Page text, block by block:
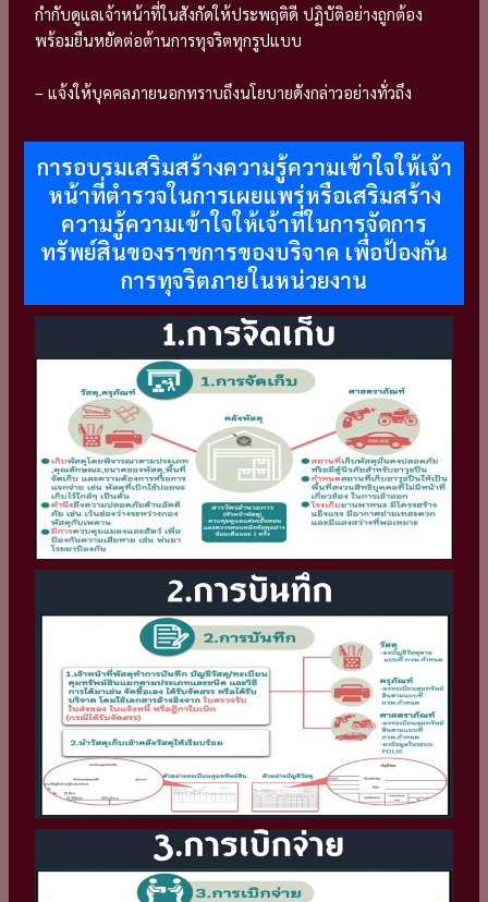
กำกับดูแลเจ้าหน้าที่ในสังกัดให้ประพฤติดี ปฏิบัติอย่างถูกต้อง
พร้อมยืนหยัดต่อต้านการทุจริตทุกรูปแบบ
– แจ้งให้บุคคลภายนอกทราบถึงนโยบายดังกล่าวอย่างทั่วถึง
การอบรมเสริมสร้างความรู้ความเข้าใจให้เจ้า
หน้าที่ตำรวจในการเผยแพร่หรือเสริมสร้าง
ความรู้ความเข้าใจให้เจ้าที่ในการจัดการ
ทรัพย์สินของราชการของบริจาค เพื่อป้องกัน
การทุจริตภายในหน่วยงาน